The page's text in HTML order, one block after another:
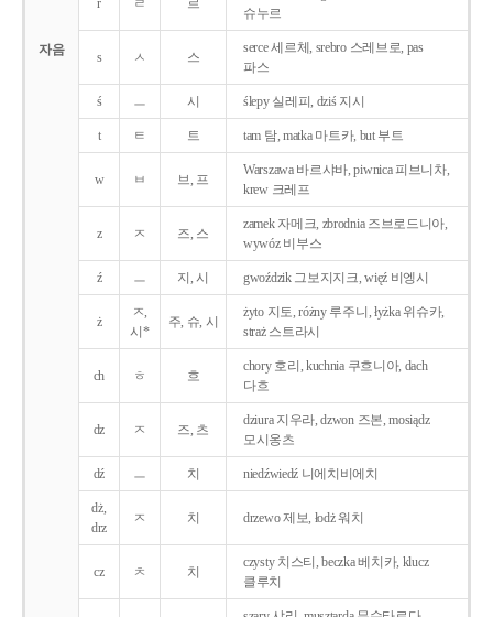
자음
r ㄹ 르
슈누르
s ㅅ 스
serce 세르체, srebro 스레브로, pas
파스
ś ㅡ 시 ślepy 실레피, dziś 지시
t ㅌ 트 tam 탐, matka 마트카, but 부트
w ㅂ 브, 프
Warszawa 바르샤바, piwnica 피브니차,
krew 크레프
z ㅈ 즈, 스
zamek 자메크, zbrodnia 즈브로드니아,
wywóz 비부스
ź ㅡ 지, 시 gwoździk 그보지지크, więź 비엥시
ż
ㅈ,
시*
주, 슈, 시
żyto 지토, różny 루주니, łyżka 위슈카,
straż 스트라시
ch ㅎ 흐
chory 호리, kuchnia 쿠흐니아, dach
다흐
dz ㅈ 즈, 츠
dziura 지우라, dzwon 즈본, mosiądz
모시옹츠
dź ㅡ 치 niedźwiedź 니에치비에치
dż,
drz
ㅈ 치 drzewo 제보, łodż 워치
cz ㅊ 치
czysty 치스티, beczka 베치카, klucz
클루치